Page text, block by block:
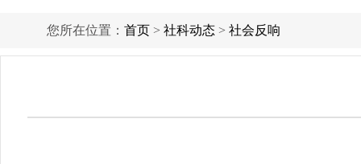
您所在位置： 首页 > 社科动态 > 社会反响